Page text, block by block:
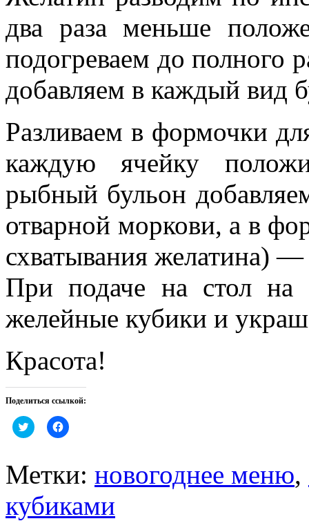
два раза меньше
подогреваем до полного
добавляем в каждый вид
Разливаем в формочки
каждую ячейку
рыбный бульон
отварной моркови, а в
схватывания желатина)
При подаче на стол на
желейные кубики и
Красота!
Поделиться ссылкой:
Нажмите,
чтобы
(Открывается
в
новом
окне)
Нажмите,
чтобы
(Открывается
новом
Метки: новогоднее меню,
кубиками